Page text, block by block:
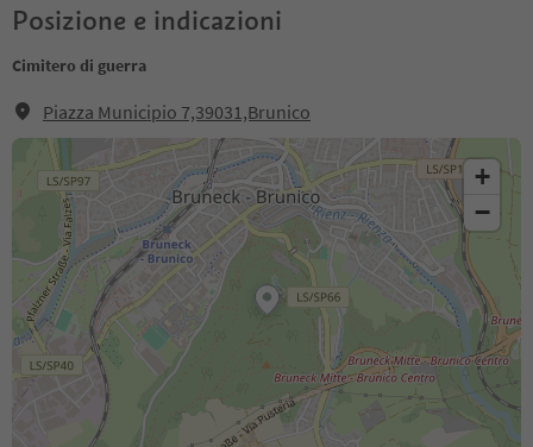
Posizione e indicazioni
Cimitero di guerra
Piazza Municipio 7,39031,Brunico
+
−